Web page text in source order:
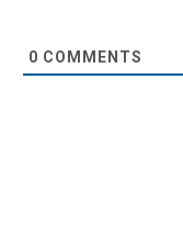
0 COMMENTS